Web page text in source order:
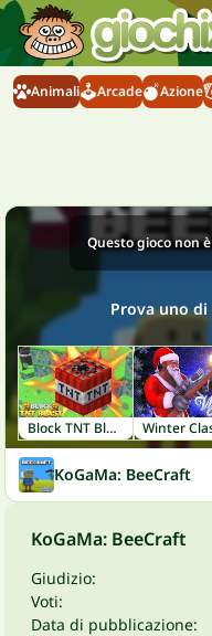
Animali Arcade Azione
Questo gioco non
Prova uno
Block TNT Blast
KoGaMa: BeeCraft
KoGaMa: BeeCraft
Giudizio:
Voti:
Data di pubblicazione: